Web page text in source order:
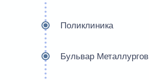
Поликлиника
Бульвар Металлургов